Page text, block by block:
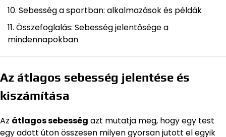
Sebesség a sportban: alkalmazások és példák
Összefoglalás: Sebesség jelentősége a
mindennapokban
Az átlagos sebesség jelentése és
kiszámítása
Az átlagos sebesség azt mutatja meg, hogy egy test
egy adott úton összesen milyen gyorsan jutott el egyik